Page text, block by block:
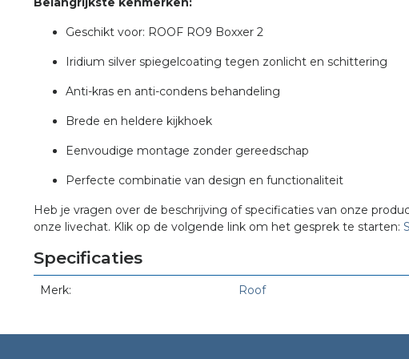
Geschikt voor: ROOF RO9 Boxxer 2
Iridium silver spiegelcoating tegen zonlicht en schittering
Anti-kras en anti-condens behandeling
Brede en heldere kijkhoek
Eenvoudige montage zonder gereedschap
Perfecte combinatie van design en functionaliteit
Heb je vragen over de beschrijving of specificaties van onze
onze livechat. Klik op de volgende link om het gesprek te starten:
Specificaties
Merk: Roof